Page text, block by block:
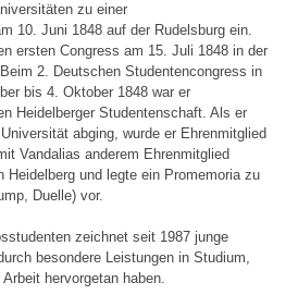
zu einer
10. Juni 1848 auf der Rudelsburg ein.
ersten Congress am 15. Juli 1848 in der
2. Deutschen Studentencongress in
bis 4. Oktober 1848 war er
Heidelberger Studentenschaft. Als er
abging, wurde er Ehrenmitglied
Vandalias anderem Ehrenmitglied
Heidelberg und legte ein Promemoria zu
Duelle) vor.
zeichnet seit 1987 junge
besondere Leistungen in Studium,
hervorgetan haben.